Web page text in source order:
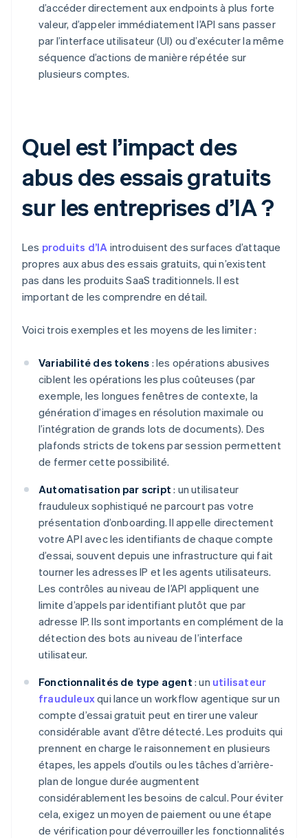
d’accéder directement aux endpoints à plus forte
valeur, d’appeler immédiatement l’API sans passer
par l’interface utilisateur (UI) ou d’exécuter la même
séquence d’actions de manière répétée sur
plusieurs comptes.
Quel est l’impact des
abus des essais gratuits
sur les entreprises d’IA ?
Les produits d’IA introduisent des surfaces d’attaque
propres aux abus des essais gratuits, qui n’existent
pas dans les produits SaaS traditionnels. Il est
important de les comprendre en détail.
Voici trois exemples et les moyens de les limiter :
Variabilité des tokens : les opérations abusives
ciblent les opérations les plus coûteuses (par
exemple, les longues fenêtres de contexte, la
génération d’images en résolution maximale ou
l’intégration de grands lots de documents). Des
plafonds stricts de tokens par session permettent
de fermer cette possibilité.
Automatisation par script : un utilisateur
frauduleux sophistiqué ne parcourt pas votre
présentation d’onboarding. Il appelle directement
votre API avec les identifiants de chaque compte
d’essai, souvent depuis une infrastructure qui fait
tourner les adresses IP et les agents utilisateurs.
Les contrôles au niveau de l’API appliquent une
limite d’appels par identifiant plutôt que par
adresse IP. Ils sont importants en complément de la
détection des bots au niveau de l’interface
utilisateur.
Fonctionnalités de type agent : un utilisateur
frauduleuxqui lance un workflow agentique sur un
compte d’essai gratuit peut en tirer une valeur
considérable avant d’être détecté. Les produits qui
prennent en charge le raisonnement en plusieurs
étapes, les appels d’outils ou les tâches d’arrière-
plan de longue durée augmentent
considérablement les besoins de calcul. Pour éviter
cela, exigez un moyen de paiement ou une étape
de vérification pour déverrouiller les fonctionnalités